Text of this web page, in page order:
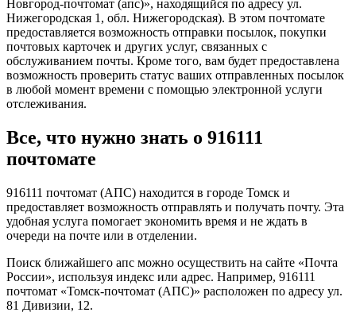
Новгород-почтомат (апс)», находящийся по адресу ул.
Нижегородская 1, обл. Нижегородская). В этом почтомате
предоставляется возможность отправки посылок, покупки
почтовых карточек и других услуг, связанных с
обслуживанием почты. Кроме того, вам будет предоставлена
возможность проверить статус ваших отправленных посылок
в любой момент времени с помощью электронной услуги
отслеживания.
Все, что нужно знать о 916111
почтомате
916111 почтомат (АПС) находится в городе Томск и
предоставляет возможность отправлять и получать почту. Эта
удобная услуга помогает экономить время и не ждать в
очереди на почте или в отделении.
Поиск ближайшего апс можно осуществить на сайте «Почта
России», используя индекс или адрес. Например, 916111
почтомат «Томск-почтомат (АПС)» расположен по адресу ул.
81 Дивизии, 12.